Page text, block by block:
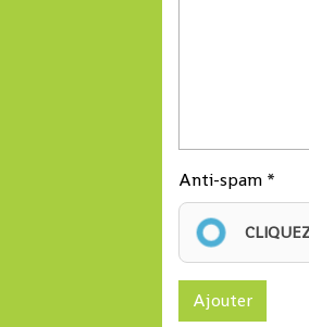
Anti-spam
Ajouter